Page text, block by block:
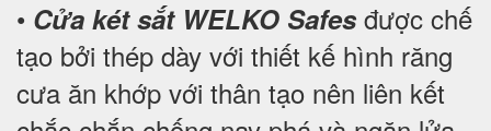
• Cửa két sắt WELKO Safesđược chế
tạo bởi thép dày với thiết kế hình răng
cưa ăn khớp với thân tạo nên liên kết